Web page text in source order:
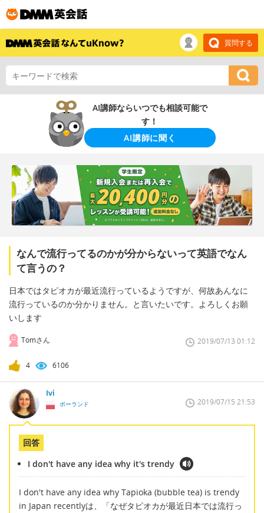
質問する
AI講師ならいつでも相談可能で
す！
AI講師に聞く
なんで流行ってるのかが分からないって英語でなん
て言うの？
日本ではタピオカが最近流行っているようですが、何故あんなに
流行っているのか分かりません。と言いたいです。よろしくお願
いします
Tomさん 2019/07/13 01:12
4 6106
Ivi
ポーランド 2019/07/15 21:53
回答
I don't have any idea why it's trendy
I don't have any idea why Tapioka (bubble tea) is trendy
in Japan recentlyは、「なぜタピオカが最近日本では流行っ